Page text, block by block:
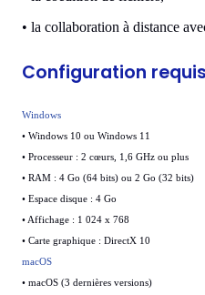
• la collaboration à distance
Configuration
Windows
• Windows 10 ou Windows 11
• Processeur : 2 cœurs, 1,6 GHz ou plus
• RAM : 4 Go (64 bits) ou 2 Go (32 bits)
• Espace disque : 4 Go
• Affichage : 1 024 x 768
• Carte graphique : DirectX 10
macOS
• macOS (3 dernières versions)